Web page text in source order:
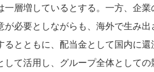
層増しているとする。一方、企
必要としながらも、海外で生み
るとともに、配当金として国内に
して活用し、グループ全体として